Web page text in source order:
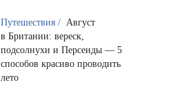
Путешествия / Август
в Британии: вереск,
подсолнухи и Персеиды — 5
способов красиво проводить
лето